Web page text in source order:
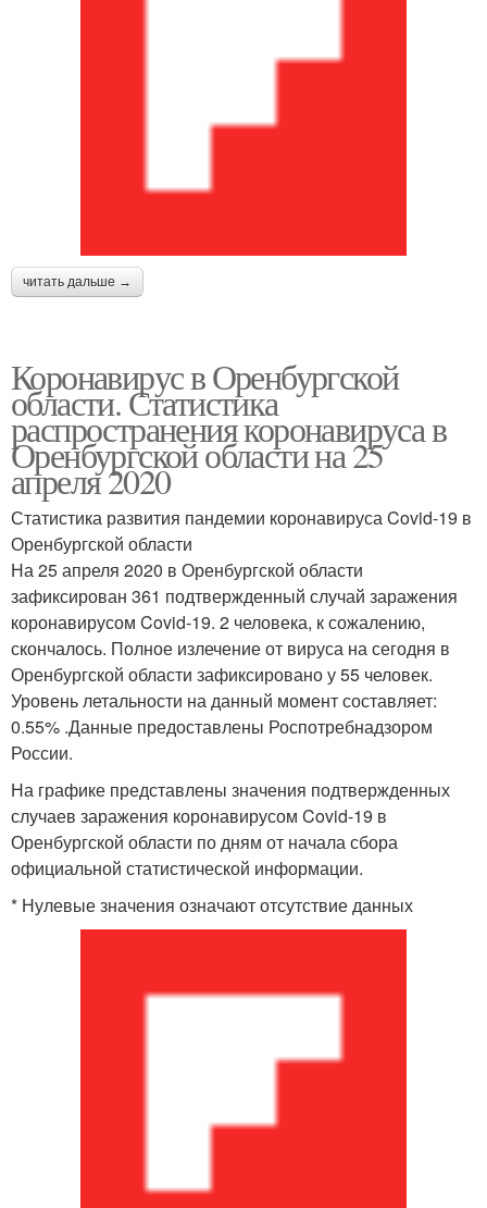
читать дальше →
Коронавирус в Оренбургской
области. Статистика
распространения коронавируса в
Оренбургской области на 25
апреля 2020
Статистика развития пандемии коронавируса Covid-19 в
Оренбургской области
На 25 апреля 2020 в Оренбургской области
зафиксирован 361 подтвержденный случай заражения
коронавирусом Covid-19. 2 человека, к сожалению,
скончалось. Полное излечение от вируса на сегодня в
Оренбургской области зафиксировано у 55 человек.
Уровень летальности на данный момент составляет:
0.55% .Данные предоставлены Роспотребнадзором
России.
На графике представлены значения подтвержденных
случаев заражения коронавирусом Covid-19 в
Оренбургской области по дням от начала сбора
официальной статистической информации.
* Нулевые значения означают отсутствие данных